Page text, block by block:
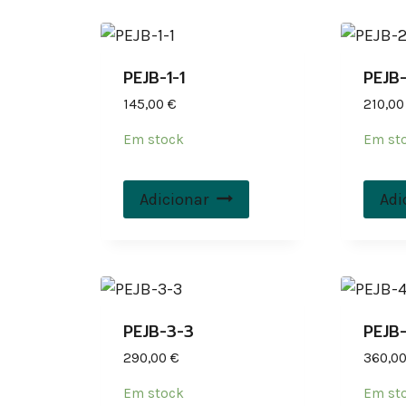
PEJB-1-1
145,00 €
Em stock
Adicionar
Em
PEJB-3-3
290,00 €
Em stock Em